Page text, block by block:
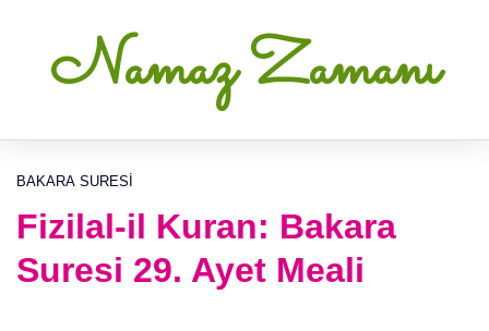
Namaz Zamanı
BAKARA SURESI
Fizilal-il Kuran: Bakara
Suresi 29. Ayet Meali